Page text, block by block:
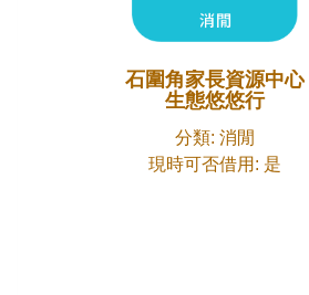
石圍角家長資源中心
生態悠悠行
分類: 消閒
現時可否借用: 是